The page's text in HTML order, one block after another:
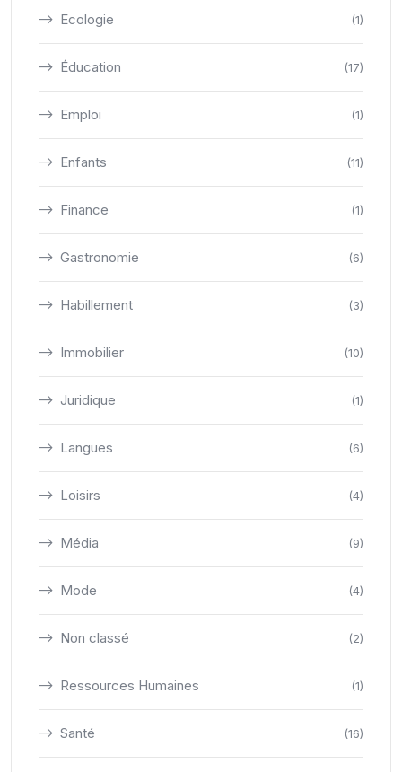
Ecologie (1)
Éducation (17)
Emploi (1)
Enfants (11)
Finance (1)
Gastronomie (6)
Habillement (3)
Immobilier (10)
Juridique (1)
Langues (6)
Loisirs (4)
Média (9)
Mode (4)
Non classé (2)
Ressources Humaines (1)
Santé (16)